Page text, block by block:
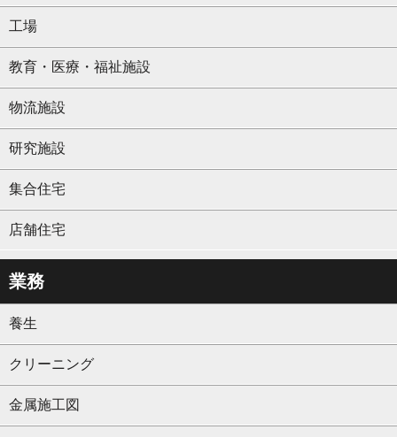
工場
教育・医療・福祉施設
物流施設
研究施設
集合住宅
店舗住宅
業務
養生
クリーニング
金属施工図